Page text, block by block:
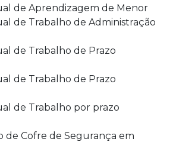
de Aprendizagem de Menor
de Trabalho de Administração
de Trabalho de Prazo
de Trabalho de Prazo
de Trabalho por prazo
de Cofre de Segurança em